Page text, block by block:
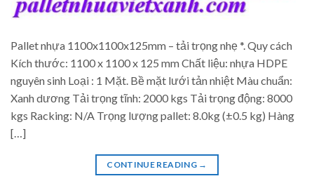
Pallet nhựa 1100x1100x125mm – tải trọng nhẹ *. Quy cách
Kích thước: 1100 x 1100 x 125 mm Chất liệu: nhựa HDPE
nguyên sinh Loại : 1 Mặt. Bề mặt lưới tản nhiệt Màu chuẩn:
Xanh dương Tải trọng tĩnh: 2000 kgs Tải trọng động: 8000
kgs Racking: N/A Trọng lượng pallet: 8.0kg (±0.5 kg) Hàng
[…]
CONTINUE READING →